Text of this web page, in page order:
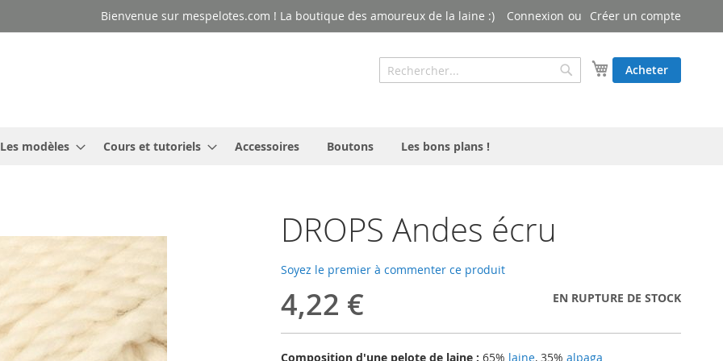
Bienvenue sur mespelotes.com ! La boutique des amoureux de la laine :) Connexion Créer un compte
Mon panier
Acheter
Rechercher
Rechercher
Les modèles Cours et tutoriels Accessoires Boutons Les bons plans !
DROPS Andes écru
Soyez le premier à commenter ce produit
4,22 € EN RUPTURE DE STOCK
Composition d'une pelote de laine : 65% laine, 35% alpaga